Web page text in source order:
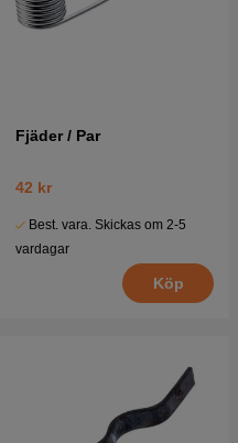
Fjäder / Par
42 kr
Best. vara. Skickas om 2-5
vardagar
Köp